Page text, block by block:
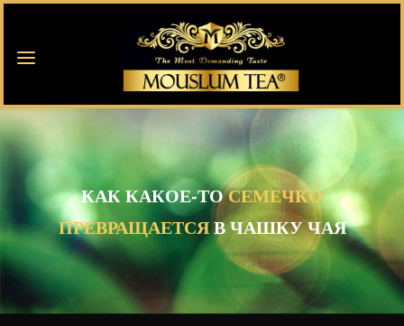
КАК КАКОЕ-ТОСЕМЕЧКО
ПРЕВРАЩАЕТСЯВ ЧАШКУ ЧАЯ